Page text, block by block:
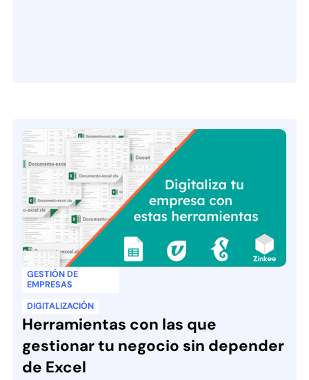
GESTIÓN DE
EMPRESAS
DIGITALIZACIÓN
Herramientas con las que
gestionar tu negocio sin depender
de Excel